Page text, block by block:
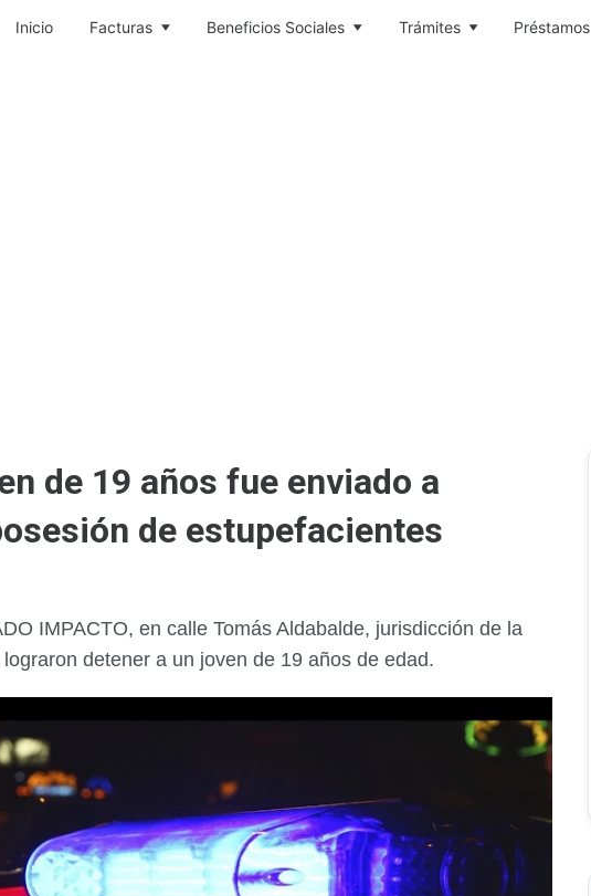
Inicio Facturas Beneficios Sociales Trámites Préstamos
de 19 años fue enviado a
de estupefacientes
IMPACTO, en calle Tomás Aldabalde, jurisdicción de la
detener a un joven de 19 años de edad.